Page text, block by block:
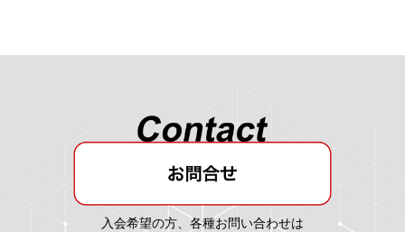
入会希望の方、各種お問い合わせは